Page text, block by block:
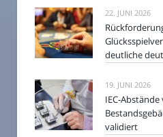
22. JUNI 2026
deutliche
19. JUNI 2026
IEC-
validiert